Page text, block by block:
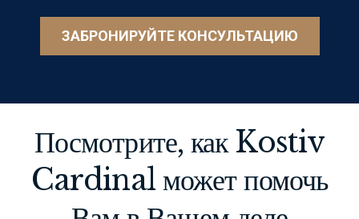
ЗАБРОНИРУЙТЕ КОНСУЛЬТАЦИЮ
Посмотрите, как Kostiv
Cardinal может помочь